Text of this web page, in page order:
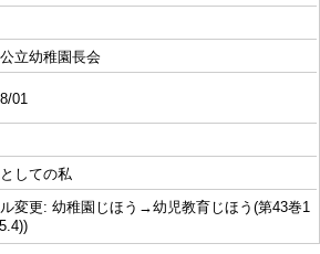
立幼稚園長会
01
しての私
変更: 幼稚園じほう→幼児教育じほう(第43巻1